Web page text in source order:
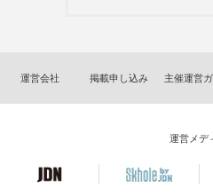
運営会社 掲載申し込み 主催運営
運営メデ